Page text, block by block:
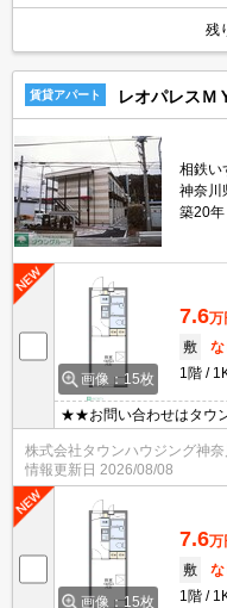
残
賃貸アパート レオパレス
相鉄い
神奈川
築20年
画像：15枚
7.6万
敷
な
1階
★★お問い合わせはタウ
株式会社タウンハウジング神
情報更新日 2026/08/08
画像：15枚
7.6万
敷
な
1階